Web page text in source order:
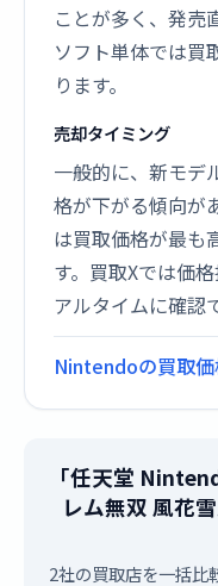
ことが多く、発売
ソフト単体では買
ります。
売却タイミング
一般的に、新モデ
格が下がる傾向が
は買取価格が最も
す。買取Xでは価
アルタイムに確認
Nintendoの買取
「任天堂
レム無双 風花
2社の買取店を一括比